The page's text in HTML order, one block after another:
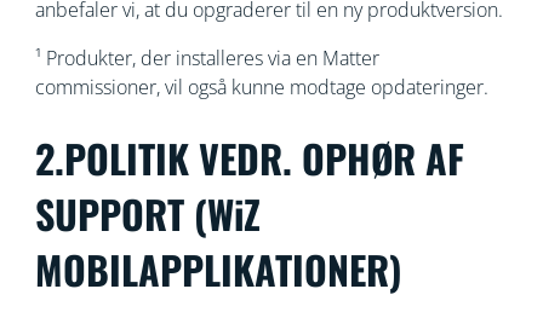
anbefaler vi, at du opgraderer til en ny produktversion.
¹ Produkter, der installeres via en Matter
commissioner, vil også kunne modtage opdateringer.
2.POLITIK VEDR. OPHØR AF
SUPPORT (WiZ
MOBILAPPLIKATIONER)